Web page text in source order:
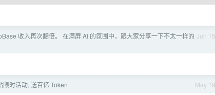
Jun 15
收入再次翻倍。 在满屏 AI 的氛围中，跟大家分享一下不太一样的
May 19
限时活动, 送百亿 Token